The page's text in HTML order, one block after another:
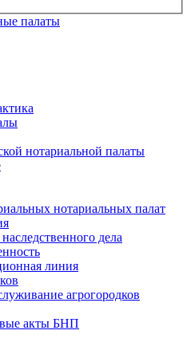
палаты
нотариальной палаты
нотариальных палат
дела
линия
агрогородков
акты БНП